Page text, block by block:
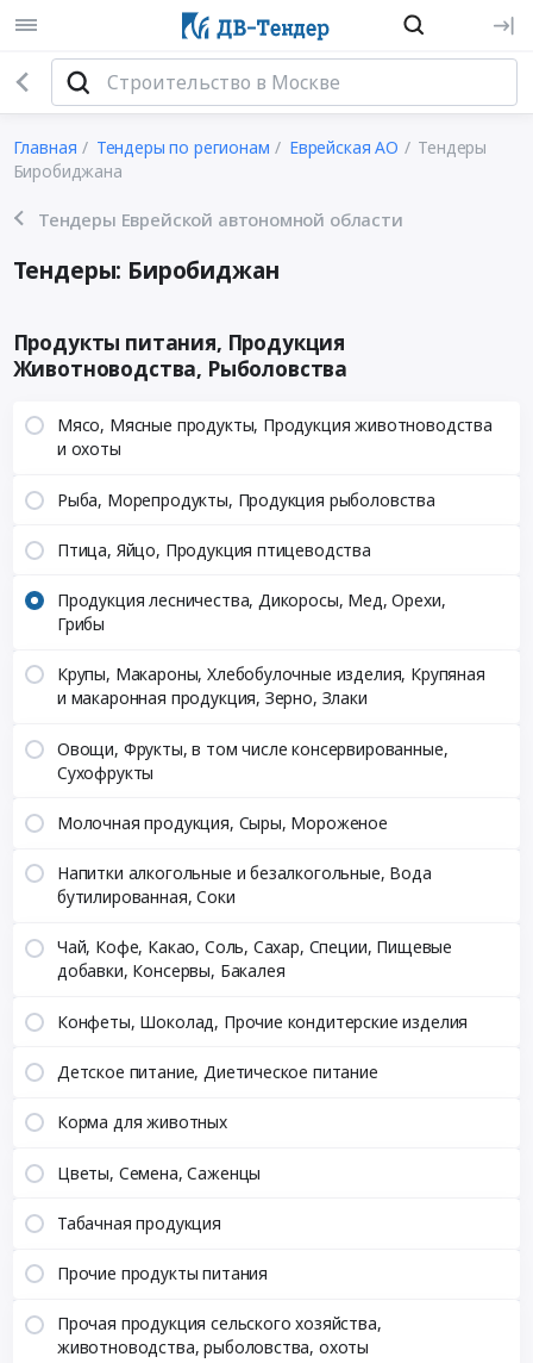
Главная Тендеры по регионам Еврейская АО
Тендеры
Биробиджана
Тендеры Еврейской автономной области
Тендеры: Биробиджан
Продукты питания, Продукция
Животноводства, Рыболовства
Мясо, Мясные продукты, Продукция животноводства
и охоты
Рыба, Морепродукты, Продукция рыболовства
Птица, Яйцо, Продукция птицеводства
Продукция лесничества, Дикоросы, Мед, Орехи,
Грибы
Крупы, Макароны, Хлебобулочные изделия, Крупяная
и макаронная продукция, Зерно, Злаки
Овощи, Фрукты, в том числе консервированные,
Сухофрукты
Молочная продукция, Сыры, Мороженое
Напитки алкогольные и безалкогольные, Вода
бутилированная, Соки
Чай, Кофе, Какао, Соль, Сахар, Специи, Пищевые
добавки, Консервы, Бакалея
Конфеты, Шоколад, Прочие кондитерские изделия
Детское питание, Диетическое питание
Корма для животных
Цветы, Семена, Саженцы
Табачная продукция
Прочие продукты питания
Прочая продукция сельского хозяйства,
животноводства, рыболовства, охоты